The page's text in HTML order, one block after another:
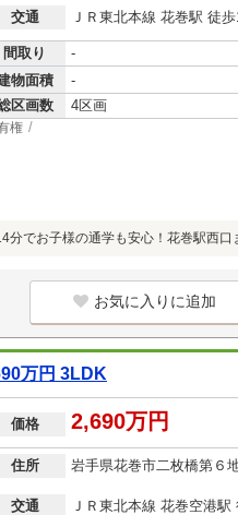
交通 ＪＲ東北本線 花巻駅 徒歩
間取り
-
物面積
-
区画数 4区画
権
分でお子様の通学も安心！花巻駅西口
お気に入りに追加
万円 3LDK
価格 2,690万円
住所 岩手県花巻市二枚橋第６
交通 ＪＲ東北本線 花巻空港駅